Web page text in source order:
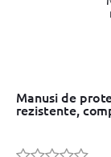
Manusi de
rezistente,